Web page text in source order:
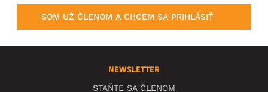
SOM UŽ ČLENOM A CHCEM SA PRIHLÁSIŤ
NEWSLETTER
STAŇTE SA ČLENOM